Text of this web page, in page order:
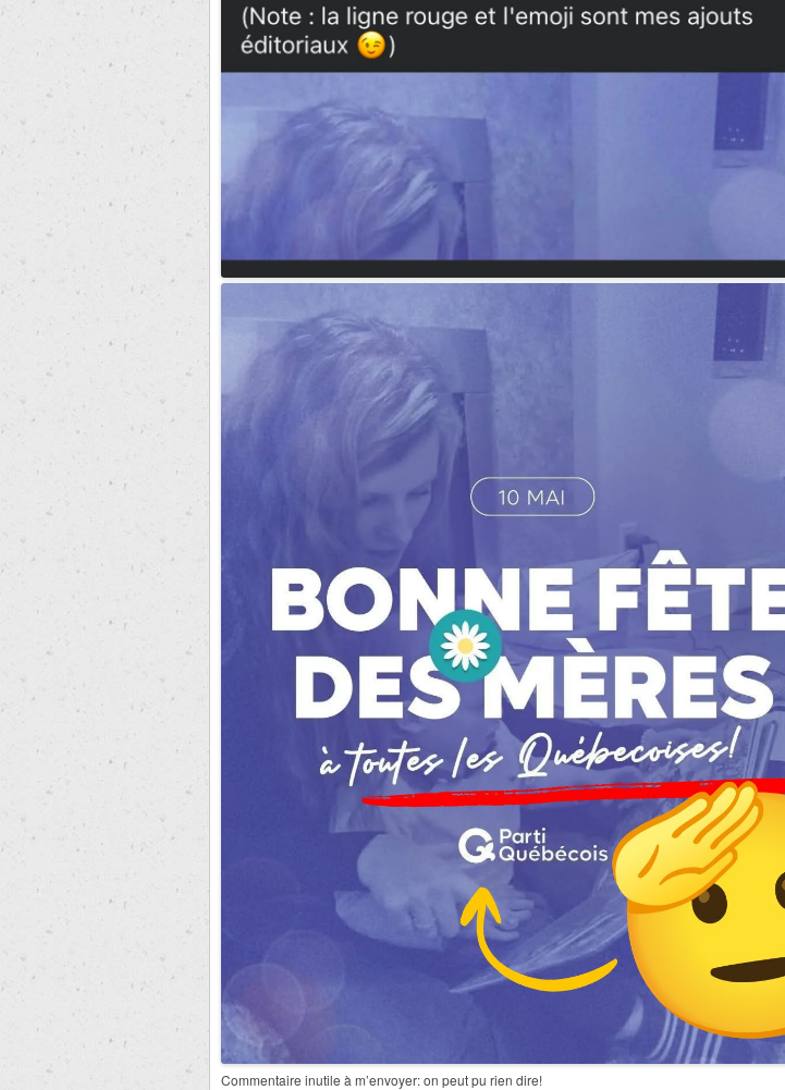
Commentaire inutile à m’envoyer: on peut pu rien dire!